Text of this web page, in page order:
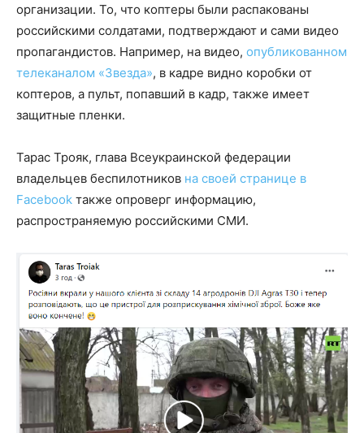
организации. То, что коптеры были распакованы
российскими солдатами, подтверждают и сами видео
пропагандистов. Например, на видео, опубликованном
телеканалом «Звезда», в кадре видно коробки от
коптеров, а пульт, попавший в кадр, также имеет
защитные пленки.
Тарас Трояк, глава Всеукраинской федерации
владельцев беспилотников на своей странице в
Facebook также опроверг информацию,
распространяемую российскими СМИ.